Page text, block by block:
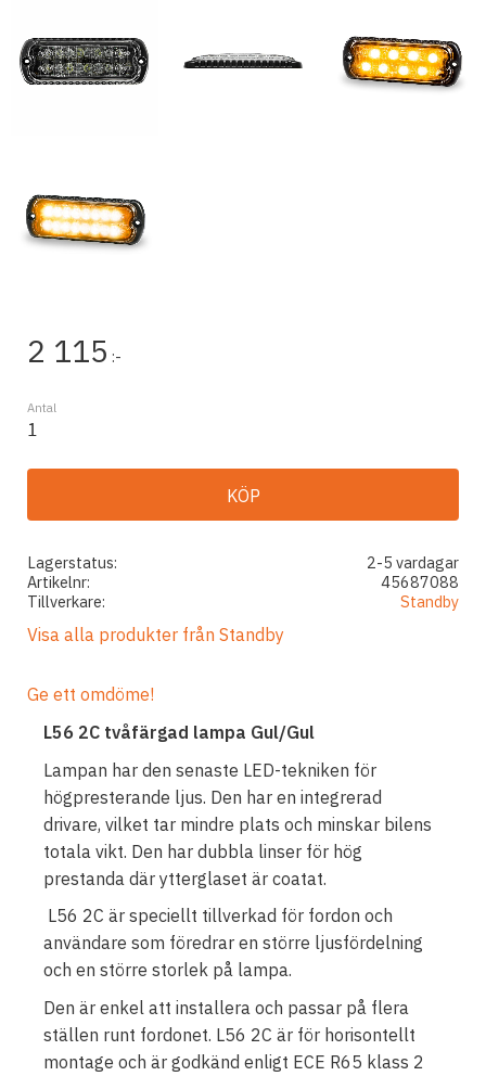
2 115 :-
Antal
KÖP
Lagerstatus
2-5 vardagar
Artikelnr
45687088
Tillverkare
Standby
Visa alla produkter från Standby
Ge ett omdöme!
L56 2C tvåfärgad lampa Gul/Gul
Lampan har den senaste LED-tekniken för
högpresterande ljus. Den har en integrerad
drivare, vilket tar mindre plats och minskar bilens
totala vikt. Den har dubbla linser för hög
prestanda där ytterglaset är coatat.
L56 2C är speciellt tillverkad för fordon och
användare som föredrar en större ljusfördelning
och en större storlek på lampa.
Den är enkel att installera och passar på flera
ställen runt fordonet. L56 2C är för horisontellt
montage och är godkänd enligt ECE R65 klass 2